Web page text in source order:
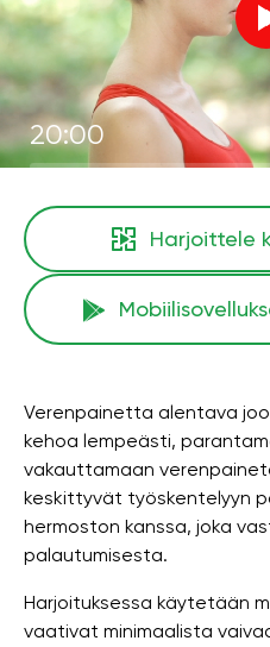
20:00
Harjoittele
Verenpainetta alentava
kehoa lempeästi,
vakauttamaan
keskittyvät työskentelyyn
hermoston kanssa, joka
palautumisesta.
Harjoituksessa käytetään
vaativat minimaalista